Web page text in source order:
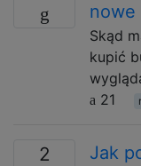
nowe
Skąd
kupić
21
2
Jak